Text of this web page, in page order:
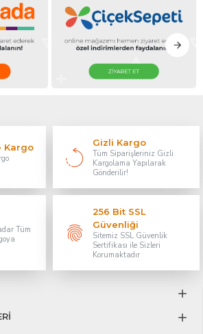
Kargo Gizli Kargo
Tüm Siparişleriniz Gizli
Kargolama Yapılarak
Gönderilir!
Tüm
256 Bit SSL
Güvenliği
Sitemiz SSL Güvenlik
Sertifikası ile Sizleri
Korumaktadır